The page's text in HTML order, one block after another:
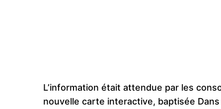
L’information était attendue par les
nouvelle carte interactive, baptisée